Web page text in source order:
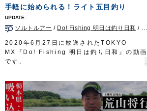
・チェンジスカート
釣り時季 サガテレビ毎週日曜日朝5時30分
～6時放送 https://turitoki.com/
OWNERMOVIE http://ownertv.jp/
オーナーばりwebsite
http://www.owner.co.jp
手軽に始められる！ライト五目釣り
ソルトルアー / Do! Fishing 明日は釣り日和 /
2020年6月27日に放送されたTOKYO
MX『Do! Fishing 明日は釣り日和』の動画
です。
頃から釣りに親しんできた渡邉長士さんが、
南房総の陸っぱりから手軽に楽しめるライト
五目釣りを紹介します。
■使用製品